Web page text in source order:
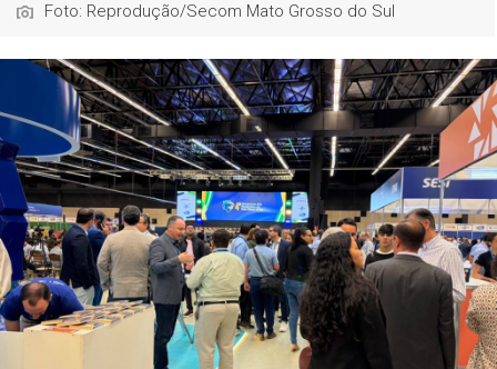
Foto: Reprodução/Secom Mato Grosso do Sul